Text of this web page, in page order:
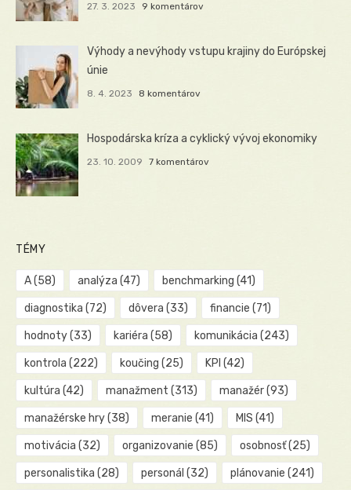
27. 3. 2023 9 komentárov
Výhody a nevýhody vstupu krajiny do Európskej
únie
8. 4. 2023 8 komentárov
Hospodárska kríza a cyklický vývoj ekonomiky
23. 10. 2009 7 komentárov
TÉMY
A(58) analýza (47) benchmarking (41)
diagnostika (72) dôvera (33) financie (71)
hodnoty(33) kariéra (58) komunikácia (243)
kontrola (222) koučing (25) KPI (42)
kultúra (42) manažment (313) manažér(93)
manažérske hry(38) meranie (41) MIS (41)
motivácia (32) organizovanie (85) osobnosť(25)
personalistika (28) personál (32) plánovanie (241)